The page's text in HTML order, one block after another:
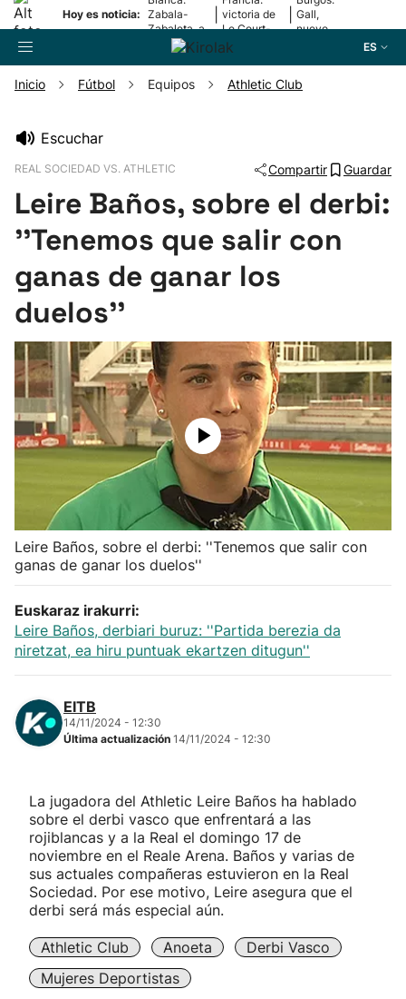
Hoy es noticia: Zabala-
Zabaleta, a
la final
victoria de
Le Court-
Pienaar
Gall,
nuevo
ES
Pelota
Remo
Ciclismo
Herri-kirolak
Balonmano
Kirolak 360
Atletismo
Carreras de montaña
"Helmuga"
Inicio Fútbol Equipos Athletic Club
Escuchar
REAL SOCIEDAD VS. ATHLETIC Compartir Guardar
Leire Baños, sobre el derbi:
''Tenemos que salir con
ganas de ganar los
duelos''
Leire Baños, sobre el derbi: ''Tenemos que salir con
ganas de ganar los duelos''
Euskaraz irakurri:
Leire Baños, derbiari buruz: ''Partida berezia da
niretzat, ea hiru puntuak ekartzen ditugun''
EITB
14/11/2024 - 12:30
Última actualización 14/11/2024 - 12:30
La jugadora del Athletic Leire Baños ha hablado
sobre el derbi vasco que enfrentará a las
rojiblancas y a la Real el domingo 17 de
noviembre en el Reale Arena. Baños y varias de
sus actuales compañeras estuvieron en la Real
Sociedad. Por ese motivo, Leire asegura que el
derbi será más especial aún.
Athletic Club Anoeta
Derbi Vasco
Mujeres Deportistas